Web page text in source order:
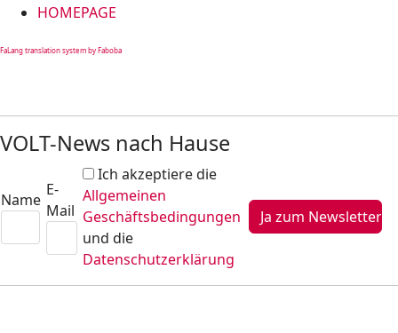
HOMEPAGE
FaLang translation system by Faboba
VOLT-News nach Hause
Name
E-
Mail
Ich akzeptiere die
Allgemeinen
Geschäftsbedingungen
und die
Datenschutzerklärung